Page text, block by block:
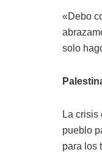
«Debo
solo
La crisis
pueblo
para los